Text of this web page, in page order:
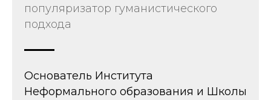
популяризатор гуманистического
подхода
Основатель Института
Неформального образования и Школы